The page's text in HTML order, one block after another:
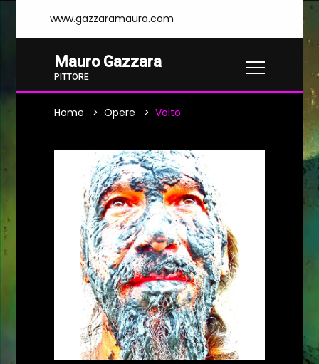
www.gazzaramauro.com
Mauro Gazzara
PITTORE
Home Opere Volto